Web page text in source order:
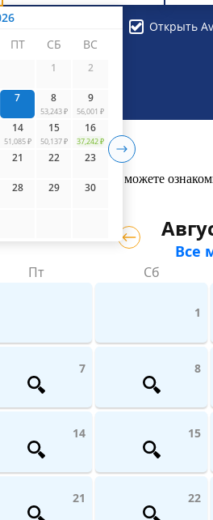
ПТ СБ ВС
1 2
7 8
53,243 ₽
9
56,001 ₽
14
51,085 ₽
15
50,137 ₽
16
37,242 ₽
21 22 23
28 29 30
Открыть
На сайте вы можете
Все
Пт Сб
1
7 8
14 15
21 22